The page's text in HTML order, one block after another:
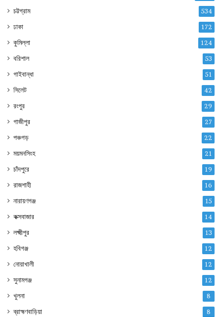
চট্টগ্রাম 534
ঢাকা 172
কুমিল্লা 124
বরিশাল 53
গাইবান্ধা 51
সিলেট 42
রংপুর 29
গাজীপুর 27
পঞ্চগড় 22
ময়মনসিংহ 21
চাঁদপুরে 19
রাজশাহী 16
নারায়ণগঞ্জ 15
কক্সবাজার 14
লক্ষ্মীপুর 13
হবিগঞ্জ 12
নোয়াখালী 12
সুনামগঞ্জ 12
খুলনা 8
ব্রাহ্মণবাড়িয়া 8